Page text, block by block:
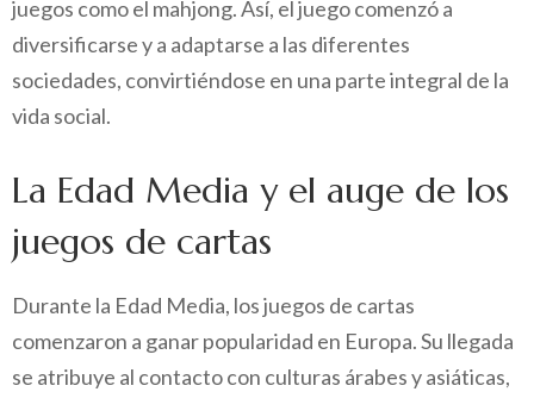
juegos como el mahjong. Así, el juego comenzó a
diversificarse y a adaptarse a las diferentes
sociedades, convirtiéndose en una parte integral de la
vida social.
La Edad Media y el auge de los
juegos de cartas
Durante la Edad Media, los juegos de cartas
comenzaron a ganar popularidad en Europa. Su llegada
se atribuye al contacto con culturas árabes y asiáticas,